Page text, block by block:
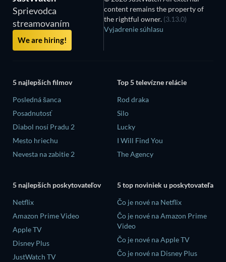
Sprievodca
streamovaním
We are hiring!
content remains the property of
the rightful owner. (3.13.0)
Vyjadrenie súhlasu
5 najlepších filmov
Posledná šanca
Posadnutosť
Diabol nosí Pradu 2
Mesto hriechu
Nevesta na zabitie 2
Top 5 televízne relácie
Rod draka
Silo
Lucky
I Will Find You
The Agency
5 najlepších poskytovateľov
Netflix
Amazon Prime Video
Apple TV
Disney Plus
JustWatch TV
5 top noviniek u poskytovateľa
Čo je nové na Netflix
Čo je nové na Amazon Prime
Video
Čo je nové na Apple TV
Čo je nové na Disney Plus